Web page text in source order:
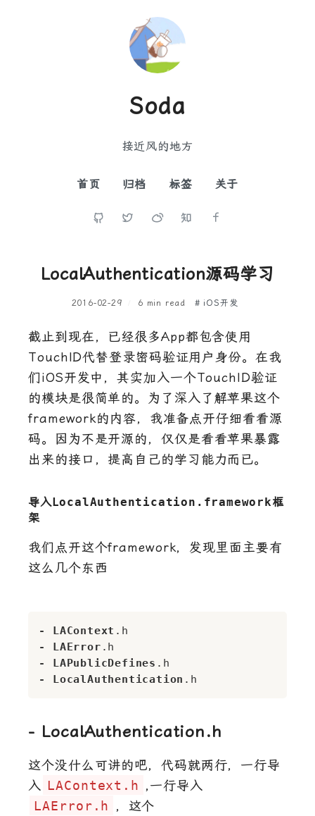
Soda
接近风的地方
首页 归档 标签 关于
LocalAuthentication源码学习
2016-02-29 6 min read # iOS开发
截止到现在，已经很多App都包含使用
TouchID代替登录密码验证用户身份。在我
们iOS开发中，其实加入一个TouchID验证
的模块是很简单的。为了深入了解苹果这个
framework的内容，我准备点开仔细看看源
码。因为不是开源的，仅仅是看看苹果暴露
出来的接口，提高自己的学习能力而已。
导入LocalAuthentication.framework框
架
我们点开这个framework，发现里面主要有
这么几个东西
- LAContext .h
-
LAError .h
-
LAPublicDefines .h
-
LocalAuthentication .h
- LocalAuthentication.h
这个没什么可讲的吧，代码就两行，一行导
入 LAContext.h ,一行导入
LAError.h
，这个